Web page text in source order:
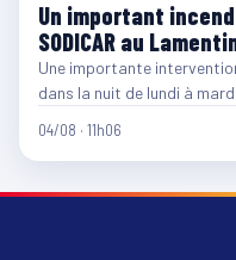
Un important
SODICAR au
Une importante
dans la nuit de lundi à
04/08 · 11h06